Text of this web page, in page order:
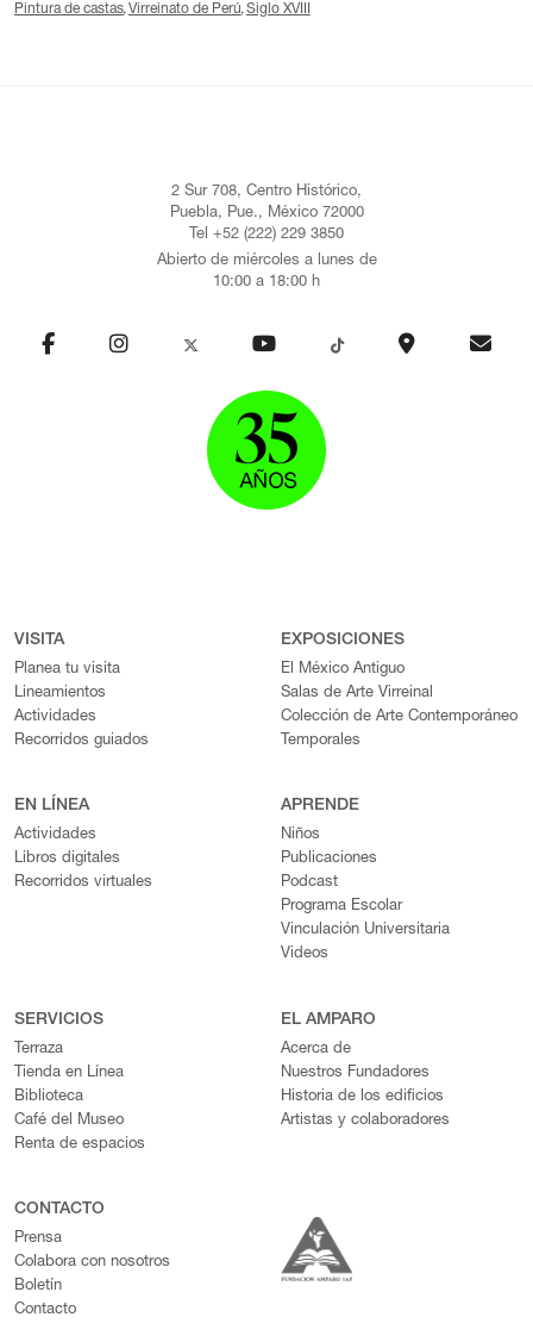
Pintura de castas Virreinato de Perú Siglo XVIII
2 Sur 708, Centro Histórico,
Puebla, Pue., México 72000
Tel +52 (222) 229 3850
Abierto de miércoles a lunes de
10:00 a 18:00 h
VISITA
Planea tu visita
Lineamientos
Actividades
Recorridos guiados
EXPOSICIONES
El México Antiguo
Salas de Arte Virreinal
Colección de Arte Contemporáneo
Temporales
EN LÍNEA
Actividades
Libros digitales
Recorridos virtuales
APRENDE
Niños
Publicaciones
Podcast
Programa Escolar
Vinculación Universitaria
Videos
SERVICIOS
Terraza
Tienda en Línea
Biblioteca
Café del Museo
Renta de espacios
EL AMPARO
Acerca de
Nuestros Fundadores
Historia de los edificios
Artistas y colaboradores
CONTACTO
Prensa
Colabora con nosotros
Boletín
Contacto